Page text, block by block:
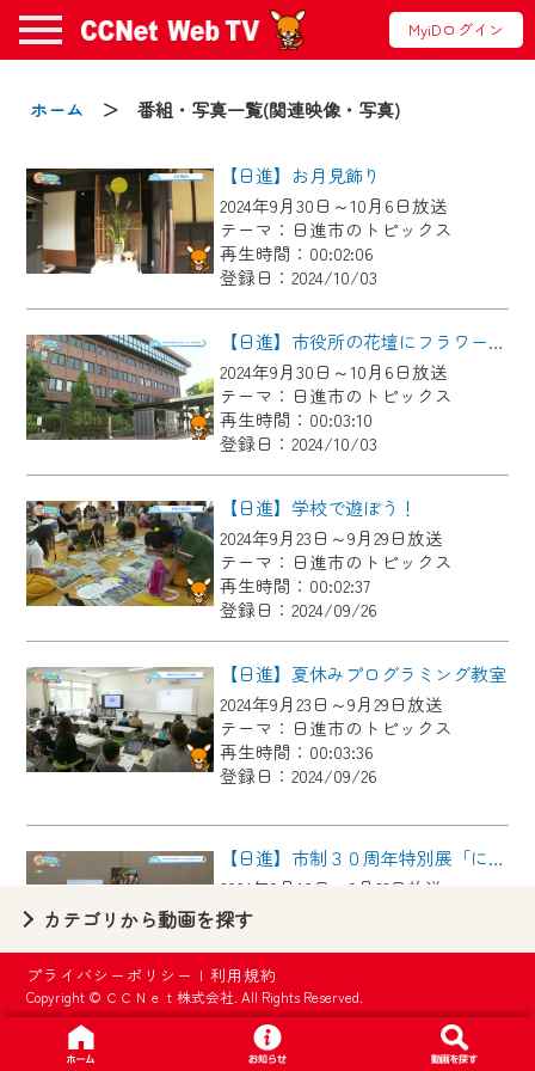
MyiDログイン
ホーム ＞ 番組・写真一覧(関連映像・写真)
【日進】お月見飾り
2024年9月30日～10月6日放送
テーマ：日進市のトピックス
再生時間：00:02:06
登録日：2024/10/03
【日進】市役所の花壇にフラワーウォールを作ろう
2024年9月30日～10月6日放送
テーマ：日進市のトピックス
再生時間：00:03:10
登録日：2024/10/03
【日進】学校で遊ぼう！
2024年9月23日～9月29日放送
テーマ：日進市のトピックス
再生時間：00:02:37
登録日：2024/09/26
【日進】夏休みプログラミング教室
2024年9月23日～9月29日放送
テーマ：日進市のトピックス
再生時間：00:03:36
登録日：2024/09/26
【日進】市制３０周年特別展「にっしんの発展と文化財」
2024年9月16日～9月22日放送
テーマ：日進市のトピックス
再生時間：00:01:42
登録日：2024/09/23
【日進】日進初のバンドフェス開催！
2024年9月16日～9月22日放送
カテゴリから動画を探す
プライバシーポリシー |利用規約
Copyright © ＣＣＮｅｔ株式会社. All Rights Reserved.
お知らせ
2024/09/02
動画配信サービス『CCNet Web TV』は2024
年9月24日からリニューアルします！
【変更点】
◆デザイン変更により、お住まいの地域
の動画コンテンツが一目瞭然。
◆当社アプリやＰＣブラウザから、いつ
でも・どこでも・外出先でも！
CCNetサービスエリア20市町の地域情報
番組をご視聴いただけます！
【ご注意】
2024年9月24日からはご加入者様へのサー
ビス向上のため、
『CCNet Web TV』を利用いただくには、
一部コンテンツを除き、
CCNetサービスへの加入と『CCNetマイ
ページ※』へのログインが必要となりま
す。
いたします。
要となります。
※MyIDとは、CCNet Web TVを含むCCNetの
各種サービスをご利用頂くためのIDです。
IDはお客様が使っているメールアドレス
で設定できます。